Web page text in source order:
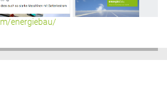
energiebau/